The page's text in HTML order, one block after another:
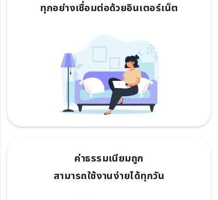
ทุกอย่างเชื่อมต่อด้วยอินเตอร์เน็ต
ค่าธรรมเนียมถูก
สามารถใช้งานง่ายได้ทุกวัน